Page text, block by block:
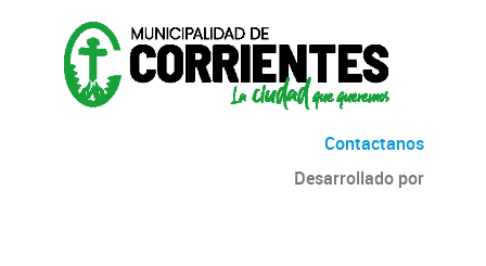
Contactanos
Desarrollado por